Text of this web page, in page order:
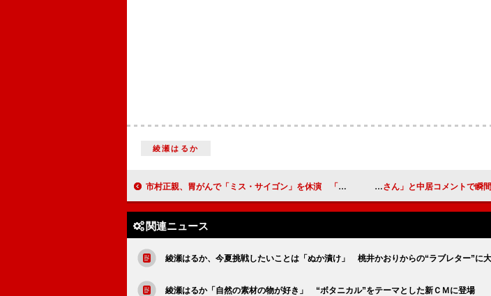
綾瀬はるか
市村正親、胃がんで「ミス・サイゴン」を休演 「今の夢は再びお客さまの前で曲を歌うこと」 ＳＭＡＰ、ＦＮＳ２７時間テレビで一睡もせず完走 「サザエ
関連ニュース
綾瀬はるか、今夏挑戦したいことは「ぬか漬け」 桃井かおりからの“ラブレター”に
綾瀬はるか「自然の素材の物が好き」 “ボタニカル”をテーマとした新ＣＭに登場